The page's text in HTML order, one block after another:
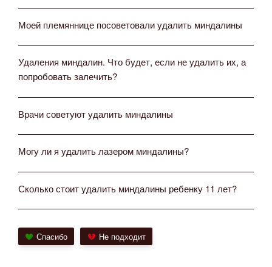
Моей племяннице посоветовали удалить миндалины
Удаления миндалин. Что будет, если не удалить их, а
попробовать залечить?
Врачи советуют удалить миндалины
Могу ли я удалить лазером миндалины?
Сколько стоит удалить миндалины ребенку 11 лет?
Спасибо Не подходит